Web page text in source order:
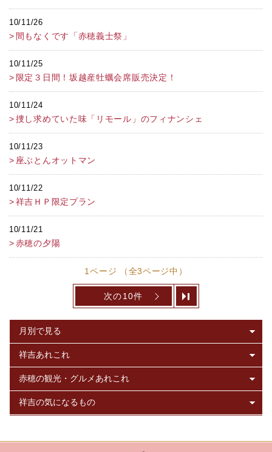
10/11/26
間もなくです「赤穂義士祭」
10/11/25
限定３日間！坂越産牡蠣会席販売決定！
10/11/24
捜し求めていた味「リモール」のフィナンシェ
10/11/23
座ぶとんオットマン
10/11/22
祥吉ＨＰ限定プラン
10/11/21
赤穂の夕陽
1ページ （全3ページ中）
次の10件